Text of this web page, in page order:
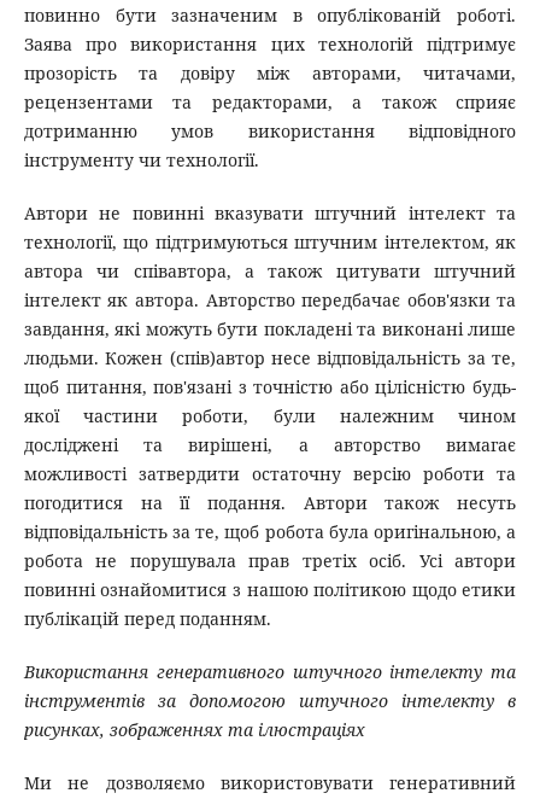
повинно бути зазначеним в опублікованій роботі.
Заява про використання цих технологій підтримує
прозорість та довіру між авторами, читачами,
рецензентами та редакторами, а також сприяє
дотриманню умов використання відповідного
інструменту чи технології.
Автори не повинні вказувати штучний інтелект та
технології, що підтримуються штучним інтелектом, як
автора чи співавтора, а також цитувати штучний
інтелект як автора. Авторство передбачає обов'язки та
завдання, які можуть бути покладені та виконані лише
людьми. Кожен (спів)автор несе відповідальність за те,
щоб питання, пов'язані з точністю або цілісністю будь-
якої частини роботи, були належним чином
досліджені та вирішені, а авторство вимагає
можливості затвердити остаточну версію роботи та
погодитися на її подання. Автори також несуть
відповідальність за те, щоб робота була оригінальною, а
робота не порушувала прав третіх осіб. Усі автори
повинні ознайомитися з нашою політикою щодо етики
публікацій перед поданням.
Використання генеративного штучного інтелекту та
інструментів за допомогою штучного інтелекту в
рисунках, зображеннях та ілюстраціях
Ми не дозволяємо використовувати генеративний